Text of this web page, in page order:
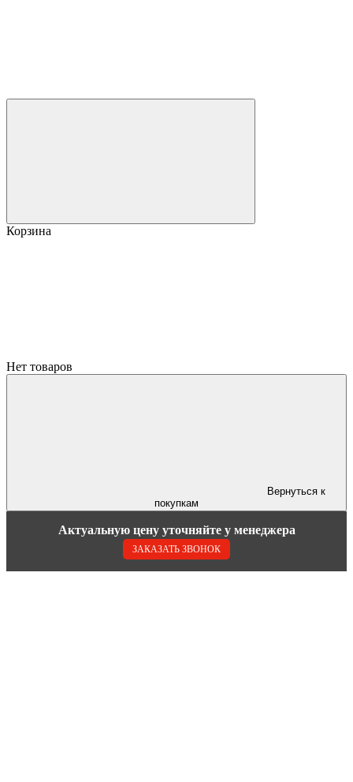
Корзина
Нет товаров
Вернуться к
покупкам
Актуальную цену уточняйте у менеджера
ЗАКАЗАТЬ ЗВОНОК